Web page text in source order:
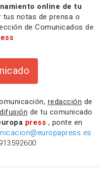
online de tu
tus notas de prensa o
de Comunicados de
redacción de
de tu comunicado
press , ponte en